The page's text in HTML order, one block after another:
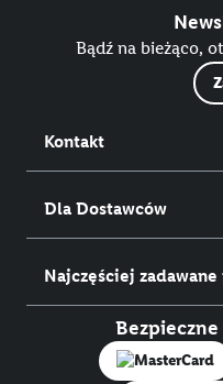
Bądź na bieżąco,
Kontakt
Dla Dostawców
Najczęściej